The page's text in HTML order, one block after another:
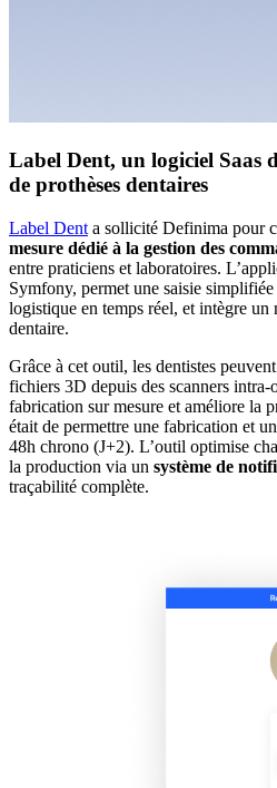
Label Dent, un logiciel Saas
de prothèses dentaires
Label Dent a sollicité Definima pour
mesure dédié à la gestion des
entre praticiens et laboratoires.
Symfony, permet une saisie
logistique en temps réel, et intègre un
dentaire.
Grâce à cet outil, les dentistes
fichiers 3D depuis des scanners intra-
fabrication sur mesure et améliore la
était de permettre une fabrication et
48h chrono (J+2). L’outil optimise
la production via un système de
traçabilité complète.